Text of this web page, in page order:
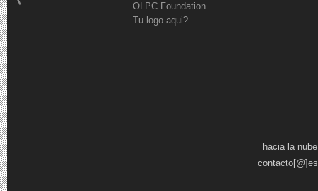
OLPC Foundation
Tu logo aqui?
hacia la